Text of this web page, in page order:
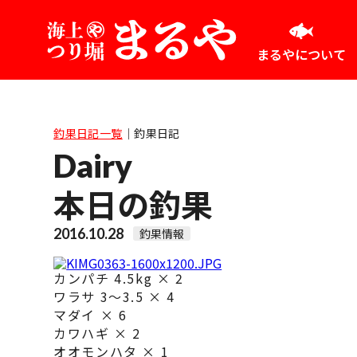
まるやについて
釣果日記一覧 ｜釣果日記
Dairy
本日の釣果
2016.10.28 釣果情報
カンパチ 4.5kg × 2
ワラサ 3～3.5 × 4
マダイ × 6
カワハギ × 2
オオモンハタ × 1